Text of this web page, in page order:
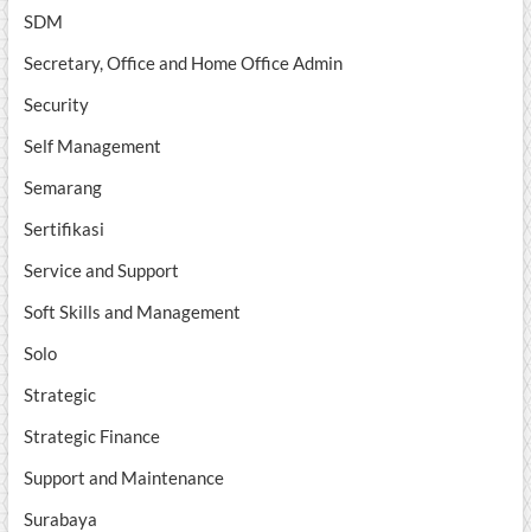
SDM
Secretary, Office and Home Office Admin
Security
Self Management
Semarang
Sertifikasi
Service and Support
Soft Skills and Management
Solo
Strategic
Strategic Finance
Support and Maintenance
Surabaya